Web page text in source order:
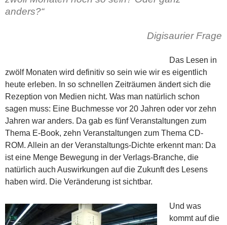
anders?“
Digisaurier Frage
Das Lesen in
zwölf Monaten wird definitiv so sein wie wir es eigentlich
heute erleben. In so schnellen Zeiträumen ändert sich die
Rezeption von Medien nicht. Was man natürlich schon
sagen muss: Eine Buchmesse vor 20 Jahren oder vor zehn
Jahren war anders. Da gab es fünf Veranstaltungen zum
Thema E-Book, zehn Veranstaltungen zum Thema CD-
ROM. Allein an der Veranstaltungs-Dichte erkennt man: Da
ist eine Menge Bewegung in der Verlags-Branche, die
natürlich auch Auswirkungen auf die Zukunft des Lesens
haben wird. Die Veränderung ist sichtbar.
Und was
kommt auf die